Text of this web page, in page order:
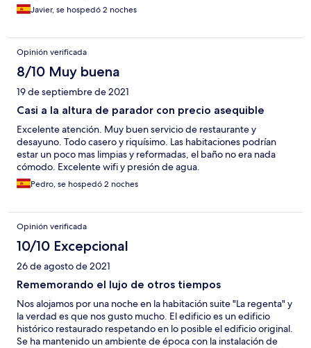
Javier, se hospedó 2 noches
Opinión verificada
8/10 Muy buena
19 de septiembre de 2021
Casi a la altura de parador con precio asequible
Excelente atención. Muy buen servicio de restaurante y
desayuno. Todo casero y riquísimo. Las habitaciones podrían
estar un poco mas limpias y reformadas, el baño no era nada
cómodo. Excelente wifi y presión de agua.
Pedro, se hospedó 2 noches
Opinión verificada
10/10 Excepcional
26 de agosto de 2021
Rememorando el lujo de otros tiempos
Nos alojamos por una noche en la habitación suite "La regenta" y
la verdad es que nos gusto mucho. El edificio es un edificio
histórico restaurado respetando en lo posible el edificio original.
Se ha mantenido un ambiente de época con la instalación de